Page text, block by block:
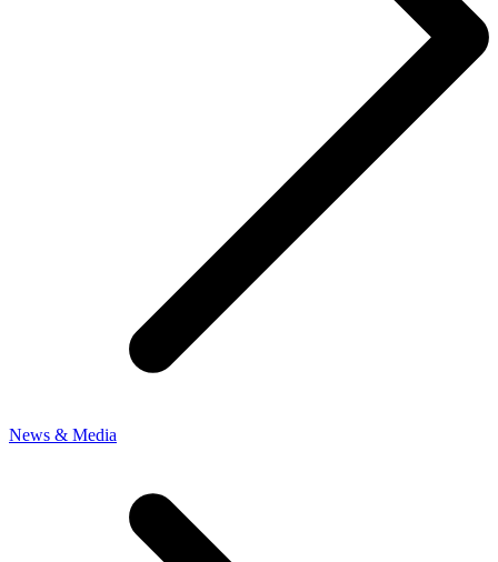
News & Media